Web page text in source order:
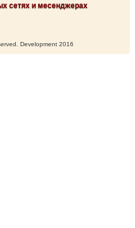
сетях и месенджерах
Development 2016